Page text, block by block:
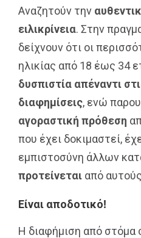
Αναζητούν την
ειλικρίνεια. Στην
δείχνουν ότι οι
ηλικίας από 18 έως 34
δυσπιστία απέναντι
διαφημίσεις, ενώ
αγοραστική πρόθεση
που έχει δοκιμαστεί,
εμπιστοσύνη άλλων
προτείνεται από
Είναι αποδοτικό!
Η διαφήμιση από